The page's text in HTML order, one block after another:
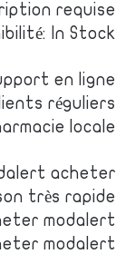
requise
In Stock!
en ligne
réguliers
locale
acheter
très rapide
modalert
modalert